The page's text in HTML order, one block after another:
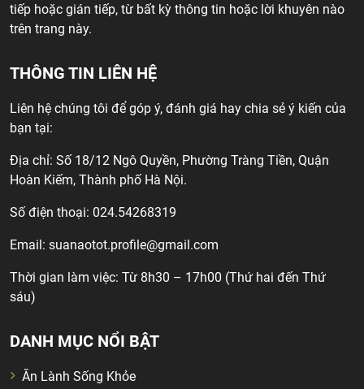
tiếp hoặc gián tiếp, từ bất kỳ thông tin hoặc lời khuyên nào
trên trang này.
THÔNG TIN LIÊN HỆ
Liên hệ chúng tôi để góp ý, đánh giá hay chia sẻ ý kiến của
bạn tại:
Địa chỉ: Số 18/12 Ngô Quyền, Phường Tràng Tiền, Quận
Hoàn Kiếm, Thành phố Hà Nội.
Số điện thoại: 024.54268319
Email: suanaotot.profile@gmail.com
Thời gian làm việc: Từ 8h30 – 17h00 (Thứ hai đến Thứ
sáu)
DANH MỤC NỔI BẬT
Ăn Lành Sống Khỏe